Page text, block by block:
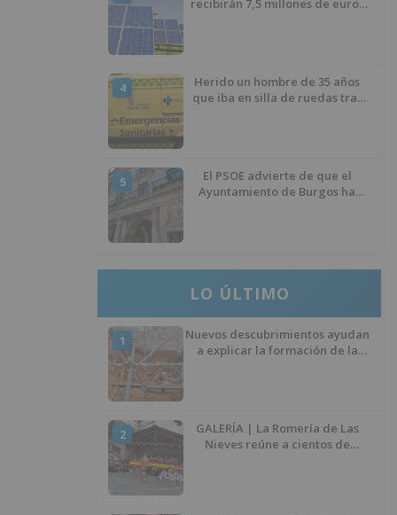
recibirán 7,5 millones de euros
4
Herido un hombre de 35 años
que iba en silla de ruedas tras
5
El PSOE advierte de que el
Ayuntamiento de Burgos ha
LO ÚLTIMO
1
Nuevos descubrimientos ayudan
a explicar la formación de la
2
GALERÍA | La Romería de Las
Nieves reúne a cientos de